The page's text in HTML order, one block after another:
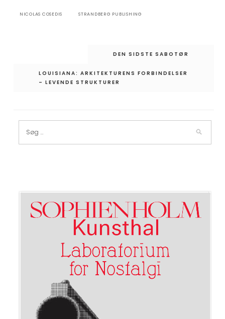
NICOLAS COSEDIS STRANDBERG PUBLISHING
DEN SIDSTE SABOTØR
LOUISIANA: ARKITEKTURENS FORBINDELSER
– LEVENDE STRUKTURER